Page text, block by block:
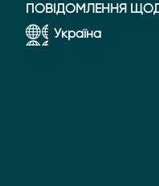
ПОВІДОМЛЕННЯ
Україна